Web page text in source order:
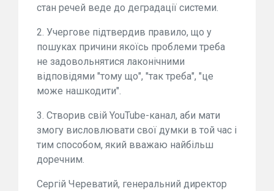
стан речей веде до деградації системи.
2. Учергове підтвердив правило, що у
пошуках причини якоїсь проблеми треба
не задовольнятися лаконічними
відповідями "тому що", "так треба", "це
може нашкодити".
3. Створив свій YouTube-канал, аби мати
змогу висловлювати свої думки в той час і
тим способом, який вважаю найбільш
доречним.
Сергій Череватий, генеральний директор